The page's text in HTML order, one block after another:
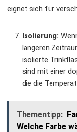
eignet sich für
Isolierung:
längeren
isolierte
sind mit einer
die die
Thementipp:
Welche Farbe